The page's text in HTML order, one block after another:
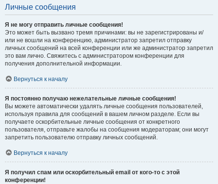
Личные сообщения
Я не могу отправить личные сообщения!
Это может быть вызвано тремя причинами: вы не зарегистрированы и/
или не вошли на конференцию, администратор запретил отправку
личных сообщений на всей конференции или же администратор запретил
это вам лично. Свяжитесь с администратором конференции для
получения дополнительной информации.
Вернуться к началу
Я постоянно получаю нежелательные личные сообщения!
Вы можете автоматически удалять личные сообщения пользователей,
используя правила для сообщений в вашем личном разделе. Если вы
получаете оскорбительные личные сообщения от конкретного
пользователя, отправьте жалобы на сообщения модераторам; они могут
запретить пользователю отправку личных сообщений.
Вернуться к началу
Я получил спам или оскорбительный email от кого-то с этой
конференции!